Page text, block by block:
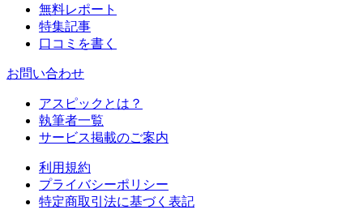
無料レポート
特集記事
口コミを書く
お問い合わせ
アスピックとは？
執筆者一覧
サービス掲載のご案内
利用規約
プライバシーポリシー
特定商取引法に基づく表記